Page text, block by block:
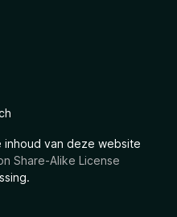
inhoud van deze website
Share-Alike License